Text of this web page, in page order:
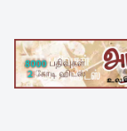
content